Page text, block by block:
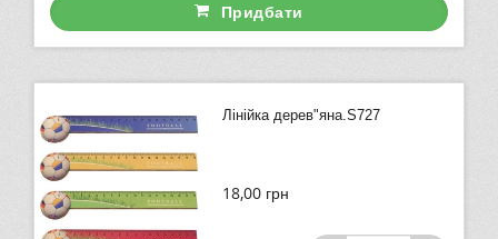
Придбати
Лінійка дерев"яна.S727
18,00 грн